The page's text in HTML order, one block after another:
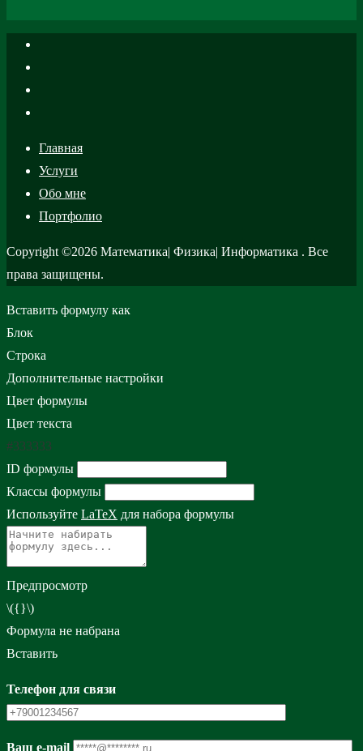
Главная
Услуги
Обо мне
Портфолио
Copyright ©2026 Математика| Физика| Информатика . Все
права защищены.
Вставить формулу как
Блок
Строка
Дополнительные настройки
Цвет формулы
Цвет текста
#333333
ID формулы
Классы формулы
Используйте LaTeX для набора формулы
Предпросмотр
\({}\)
Формула не набрана
Вставить
Телефон для связи
Ваш e-mail